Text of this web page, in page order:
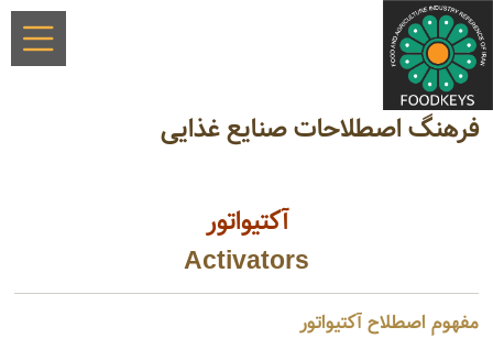
فرهنگ اصطلاحات صنایع غذایی
آکتیواتور
Activators
مفهوم اصطلاح آکتیواتور